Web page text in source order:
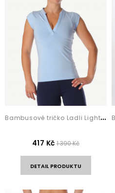
B
ambusové tričko Ladli Light Blue
417 Kč 1 390 Kč
DETAIL PRODUKTU